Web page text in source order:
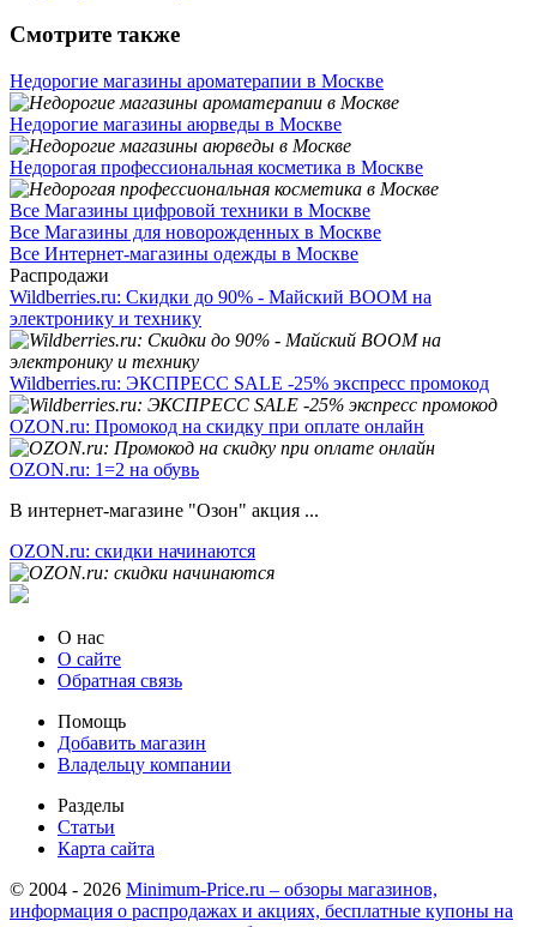
Смотрите также
Недорогие магазины ароматерапии в Москве
Недорогие магазины аюрведы в Москве
Недорогая профессиональная косметика в Москве
Все Магазины цифровой техники в Москве
Все Магазины для новорожденных в Москве
Все Интернет-магазины одежды в Москве
Распродажи
Wildberries.ru: Скидки до 90% - Майский BOOM на
электронику и технику
Wildberries.ru: ЭКСПРЕСС SALE -25% экспресс промокод
OZON.ru: Промокод на скидку при оплате онлайн
OZON.ru: 1=2 на обувь
В интернет-магазине "Озон" акция ...
OZON.ru: скидки начинаются
О нас
О сайте
Обратная связь
Помощь
Добавить магазин
Владельцу компании
Разделы
Статьи
Карта сайта
© 2004 - 2026 Minimum-Price.ru – обзоры магазинов,
информация о распродажах и акциях, бесплатные купоны на